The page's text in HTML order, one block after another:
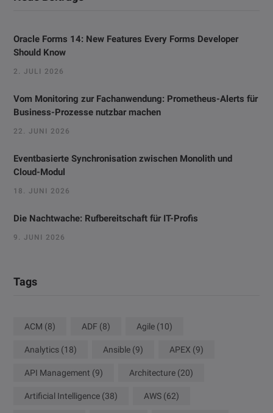
Oracle Forms 14: New Features Every Forms Developer
Should Know
2. JULI 2026
Vom Monitoring zur Fachanwendung: Prometheus-Alerts für
Business-Prozesse nutzbar machen
22. JUNI 2026
Eventbasierte Synchronisation zwischen Monolith und
Cloud-Modul
18. JUNI 2026
Die Nachtwache: Rufbereitschaft für IT-Profis
9. JUNI 2026
Tags
ACM (8) ADF (8) Agile (10)
Analytics (18) Ansible (9) APEX (9)
API Management (9) Architecture (20)
Artificial Intelligence (38) AWS (62)